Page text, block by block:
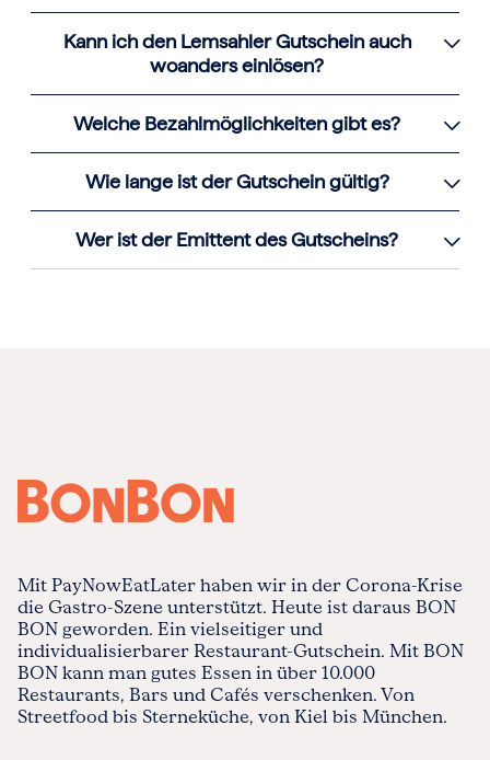
Kann ich den Lemsahler Gutschein auch
woanders einlösen?
Welche Bezahlmöglichkeiten gibt es?
Wie lange ist der Gutschein gültig?
Wer ist der Emittent des Gutscheins?
Mit PayNowEatLater haben wir in der Corona-Krise
die Gastro-Szene unterstützt. Heute ist daraus BON
BON geworden. Ein vielseitiger und
individualisierbarer Restaurant-Gutschein. Mit BON
BON kann man gutes Essen in über 10.000
Restaurants, Bars und Cafés verschenken. Von
Streetfood bis Sterneküche, von Kiel bis München.